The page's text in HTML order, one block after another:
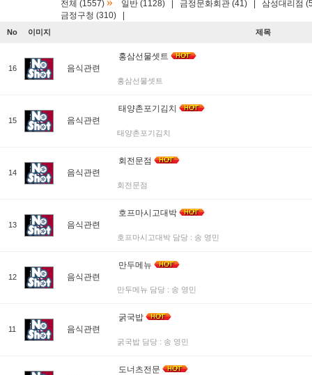
전체 (1557) 일반 (1128) 금정문화회관 (41)
삼성대리점
금정구청 (310)
No 이미지 제목
16 음식관련
홍삼선물셋트
홍삼선물셋트
15 음식관련
태양촌포기김치
태양촌포기김치
14 음식관련
회전문점
회전문점
13 음식관련
호프마시고대박
호프마시고대박 담당 : 송 영민
12 음식관련
만두메뉴
만두메뉴 담당 : 송 영민
11 음식관련
굵국밥
굵국밥 담당 : 송 영민
도너츠전문